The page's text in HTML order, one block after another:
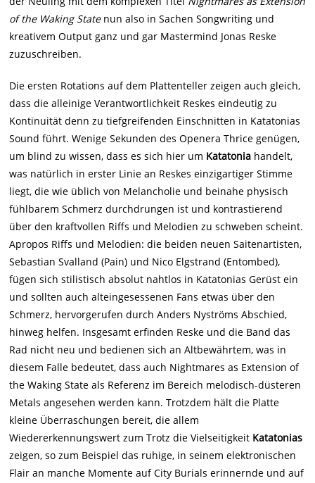
of the Waking Statenun also in Sachen Songwriting und
kreativem Output ganz und gar Mastermind Jonas Reske
zuzuschreiben.
Die ersten Rotations auf dem Plattenteller zeigen auch gleich,
dass die alleinige Verantwortlichkeit Reskes eindeutig zu
Kontinuität denn zu tiefgreifenden Einschnitten in Katatonias
Sound führt. Wenige Sekunden des Openera Thrice genügen,
um blind zu wissen, dass es sich hier um Katatonia handelt,
was natürlich in erster Linie an Reskes einzigartiger Stimme
liegt, die wie üblich von Melancholie und beinahe physisch
fühlbarem Schmerz durchdrungen ist und kontrastierend
über den kraftvollen Riffs und Melodien zu schweben scheint.
Apropos Riffs und Melodien: die beiden neuen Saitenartisten,
Sebastian Svalland (Pain) und Nico Elgstrand (Entombed),
fügen sich stilistisch absolut nahtlos in Katatonias Gerüst ein
und sollten auch alteingesessenen Fans etwas über den
Schmerz, hervorgerufen durch Anders Nyströms Abschied,
hinweg helfen. Insgesamt erfinden Reske und die Band das
Rad nicht neu und bedienen sich an Altbewährtem, was in
diesem Falle bedeutet, dass auch Nightmares as Extension of
the Waking State als Referenz im Bereich melodisch-düsteren
Metals angesehen werden kann. Trotzdem hält die Platte
kleine Überraschungen bereit, die allem
Wiedererkennungswert zum Trotz die Vielseitigkeit Katatonias
zeigen, so zum Beispiel das ruhige, in seinem elektronischen
Flair an manche Momente auf City Burials erinnernde und auf